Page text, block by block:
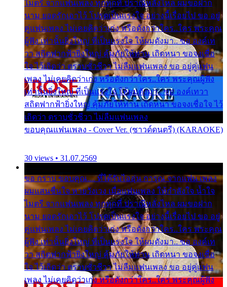
ไมตรี จากแฟนเพลง ทุกทุกที่ ปราณีหลั่งไหล ผมขอฝาก
นาม ยอดรักเอาไว้ โปรดเป็นแรงใจ อย่างนี้เรื่อยไป ขอ อยู่
คู่แฟนเพลง ไม่เคยคิดว่าเก่ง หรือดังกว่าใคร..ใคร พระคุณ
ผู้ฟัง เท่านั้นยิ่งใหญ่ ที่เป็นแรงใจ ให้ผมดังมา.. ขอ องค์เท
วา สถิตฟากฟ้ายิ่งใหญ่ คุ้มภัยให้ท่าน เถิดหนา ขอจงเชื่อ
ใจ ไว้เถิดว่า ตราบชั่วชีวา ไม่ลืมแฟนเพลง ขอ อยู่คู่แฟน
เพลง ไม่เคยคิดว่าเก่ง หรือดังกว่าใคร..ใคร พระคุณผู้ฟัง
เท่านั้นยิ่งใหญ่ ที่เป็นแรงใจ ให้ผมดังมา.. ขอ องค์เทวา
สถิตฟากฟ้ายิ่งใหญ่ คุ้มภัยให้ท่าน เถิดหนา ขอจงเชื่อใจ ไว้
เถิดว่า ตราบชั่วชีวา ไม่ลืมแฟนเพลง
ขอบคุณแฟนเพลง - Cover Ver. (ซาวด์ดนตรี) (KARAOKE)
30 views • 31.07.2569
ขอ กราบ ขอบคุณ.... ที่ได้รับไออุ่น การุณ จากแฟน เพลง
ผมแสนชื่นใจ หายวังเวง เมื่อแฟนเพลง ให้กำลังใจ น้ำใจ
ไมตรี จากแฟนเพลง ทุกทุกที่ ปราณีหลั่งไหล ผมขอฝาก
นาม ยอดรักเอาไว้ โปรดเป็นแรงใจ อย่างนี้เรื่อยไป ขอ อยู่
คู่แฟนเพลง ไม่เคยคิดว่าเก่ง หรือดังกว่าใคร..ใคร พระคุณ
ผู้ฟัง เท่านั้นยิ่งใหญ่ ที่เป็นแรงใจ ให้ผมดังมา.. ขอ องค์เท
วา สถิตฟากฟ้ายิ่งใหญ่ คุ้มภัยให้ท่าน เถิดหนา ขอจงเชื่อ
ใจ ไว้เถิดว่า ตราบชั่วชีวา ไม่ลืมแฟนเพลง ขอ อยู่คู่แฟน
เพลง ไม่เคยคิดว่าเก่ง หรือดังกว่าใคร..ใคร พระคุณผู้ฟัง